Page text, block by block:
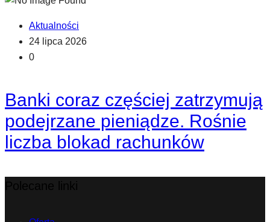
Aktualności
24 lipca 2026
0
Banki coraz częściej zatrzymują
podejrzane pieniądze. Rośnie
liczba blokad rachunków